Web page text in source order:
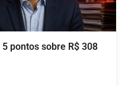
pontos sobre R$ 308